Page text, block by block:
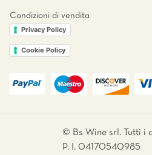
Condizioni di vendita
Privacy Policy
Cookie Policy
© Bs Wine srl. Tutti i
P. I. 04170540985